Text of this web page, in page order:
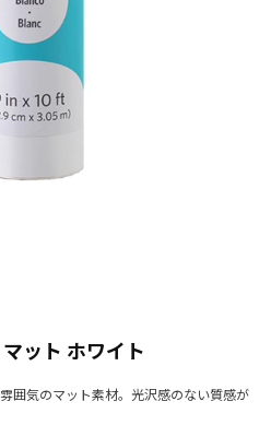
ット ホワイト
囲気のマット素材。光沢感のない質感が